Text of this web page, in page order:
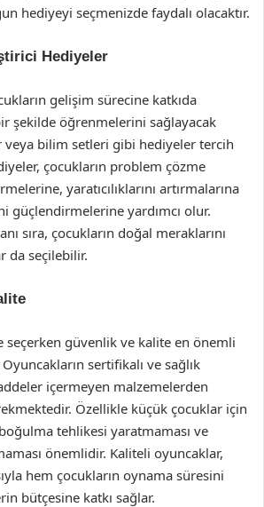
hediyeyi seçmenizde faydalı olacaktır.
Hediyeler
gelişim sürecine katkıda
şekilde öğrenmelerini sağlayacak
veya bilim setleri gibi hediyeler tercih
çocukların problem çözme
yaratıcılıklarını artırmalarına
güçlendirmelerine yardımcı olur.
sıra, çocukların doğal meraklarını
da seçilebilir.
seçerken güvenlik ve kalite en önemli
sertifikalı ve sağlık
içermeyen malzemelerden
Özellikle küçük çocuklar için
tehlikesi yaratmaması ve
önemlidir. Kaliteli oyuncaklar,
hem çocukların oynama süresini
bütçesine katkı sağlar.